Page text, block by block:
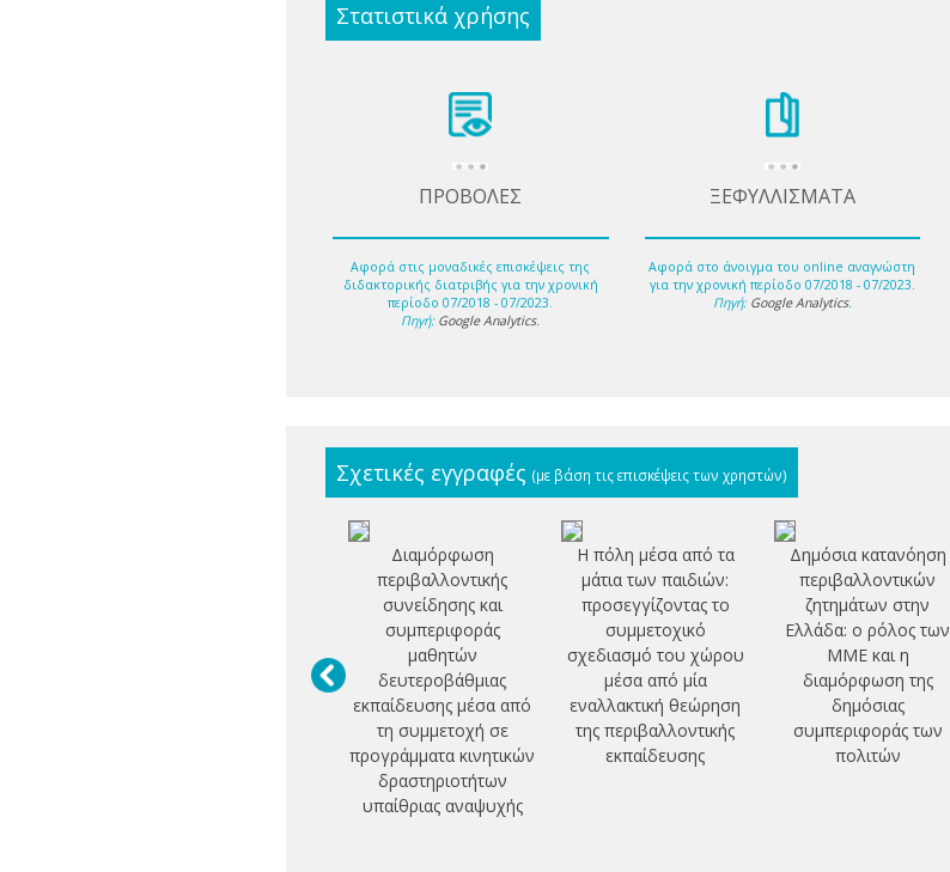
Στατιστικά χρήσης
ΠΡΟΒΟΛΕΣ
Αφορά στις μοναδικές επισκέψεις της
διδακτορικής διατριβής για την χρονική
περίοδο 07/2018 - 07/2023.
Πηγή: Google Analytics.
ΞΕΦΥΛΛΙΣΜΑΤΑ
Αφορά στο άνοιγμα του online αναγνώστη
για την χρονική περίοδο 07/2018 - 07/2023.
Πηγή: Google Analytics.
Σχετικές εγγραφές (με βάση τις επισκέψεις των χρηστών)
Διαμόρφωση
περιβαλλοντικής
συνείδησης και
συμπεριφοράς
μαθητών
δευτεροβάθμιας
εκπαίδευσης μέσα από
τη συμμετοχή σε
προγράμματα κινητικών
δραστηριοτήτων
υπαίθριας αναψυχής
Η πόλη μέσα από τα
μάτια των παιδιών:
προσεγγίζοντας το
συμμετοχικό
σχεδιασμό του χώρου
μέσα από μία
εναλλακτική θεώρηση
της περιβαλλοντικής
εκπαίδευσης
Δημόσια κατανόηση
περιβαλλοντικών
ζητημάτων στην
Ελλάδα: ο ρόλος των
ΜΜΕ και η
διαμόρφωση της
δημόσιας
συμπεριφοράς των
πολιτών